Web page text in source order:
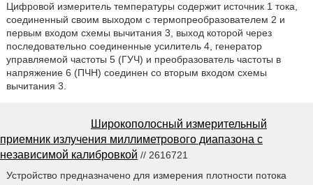
Цифровой измеритель температуры содержит источник 1 тока,
соединенный своим выходом с термопреобразователем 2 и
первым входом схемы вычитания 3, выход которой через
последовательно соединенные усилитель 4, генератор
управляемой частоты 5 (ГУЧ) и преобразователь частоты в
напряжение 6 (ПЧН) соединен со вторым входом схемы
вычитания 3.
Широкополосный измерительный
приемник излучения миллиметрового диапазона с
независимой калибровкой // 2616721
Устройство предназначено для измерения плотности потока